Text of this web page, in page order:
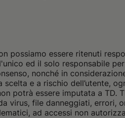
possiamo essere ritenuti
ed il solo responsabile
nonché in
e a rischio dell’utente,
potrà essere imputata a TD.
virus, file danneggiati, errori,
ad accessi non